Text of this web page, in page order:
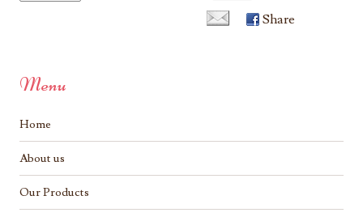
Share
Menu
Home
About us
Our Products